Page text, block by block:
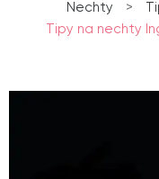
Nechty >
Tipy na nechty